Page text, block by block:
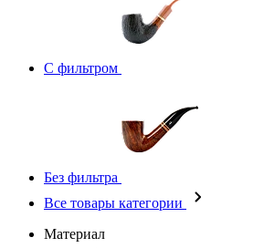
С фильтром
Без фильтра
Все товары категории
Материал